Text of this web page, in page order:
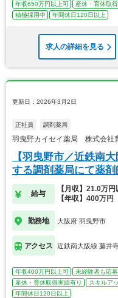
年収650万円以上可 産休・育休取
積極採用中
年間休日120日以上
求人の詳細を見る
更新日：2026年3月2日
正社員 調剤薬局
羽曳野カイセイ薬局 株式会社
【羽曳野市／近鉄南
する調剤薬局にて薬
給与
【月収】21.0万円
【年収】400万円
勤務地 大阪府 羽曳野市
アクセス 近鉄南大阪線 藤井
年収400万円以上可 未経験者も応
産休・育休取得実績有り
スキルア
年間休日120日以上